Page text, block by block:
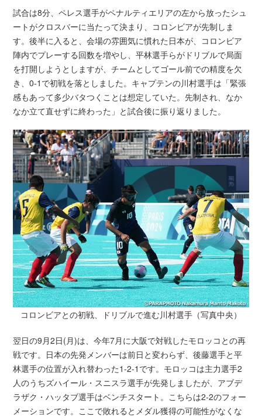
試合は8分、ペレス選手がペナルティエリアの左から放ったシュ
ートがクロスバーに当たって決まり、コロンビアが先制しま
す。後半に入ると、会場の雰囲気に慣れた日本が、コロンビア
陣内でプレーする回数を増やし、平林選手らがドリブルで局面
を打開しようとしますが、チームとしてゴール前での精度を欠
き、0-1で初戦を落としました。キャプテンの川村選手は「緊張
感もあって多少バタつくことは想定していた。先制され、なか
なか立て直せずに終わった」と試合後に振り返りました。
コロンビアとの初戦、ドリブルで進む川村選手（写真中央）
翌日の9月2日(月)は、今年7月に大阪で対戦したモロッコとの再
戦です。日本の先発メンバーは前日と変わらず、後藤選手と平
林選手の位置が入れ替わった1-2-1です。モロッコは主力選手2
人のうちズハイール・スニスラ選手が先発しましたが、アブデ
ラザク・ハッタブ選手はベンチスタート。こちらは2-2のフォー
メーションです。ここで敗れるとメダル獲得の可能性がなくな